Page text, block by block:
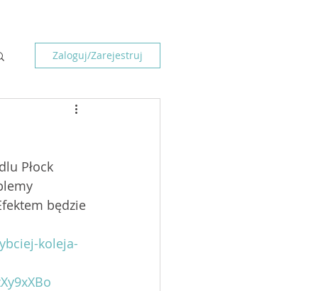
Zaloguj/Zarejestruj
Płock
będzie
koleja-